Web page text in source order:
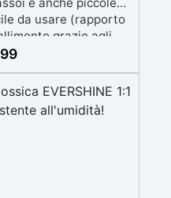
da usare (rapporto
grazie agli
densa : non cola via,
superficie lucida e